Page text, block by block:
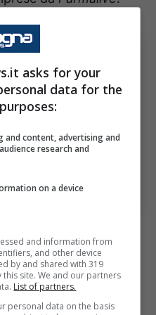
(Photo by Emmanuele
parlando di cosa
l’Udinese : “E’ stata
sbagliato sia a
tante cose. Ci
asks for your
data for the
and content, advertising and
research and
on a device
and information from
and other device
by and shared with 319
site. We and our partners
List of partners.
personal data on the basis